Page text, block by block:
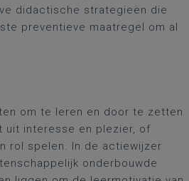
didactische strategieën die
preventieve maatregel om al
om te leren en door te zetten
uit interesse en plezier, of
rol spelen. In de actiewijzer
onderbouwde